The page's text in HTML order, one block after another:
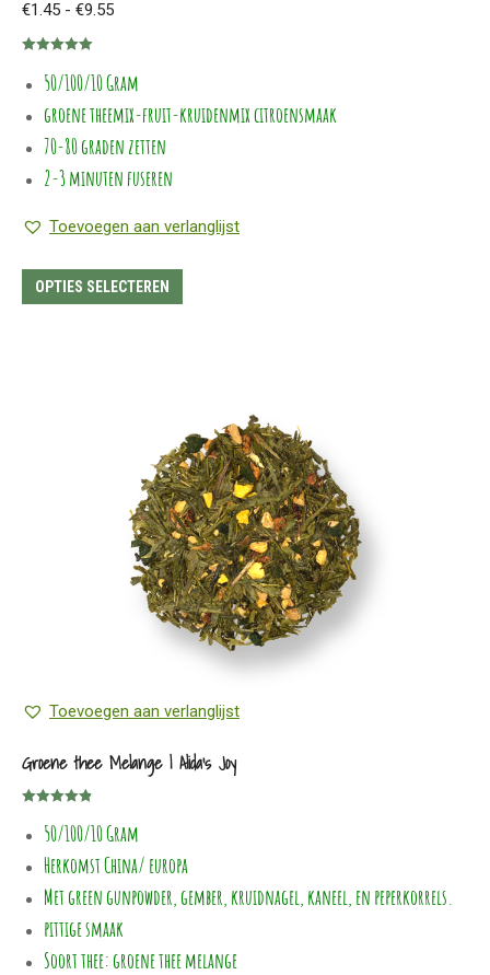
€1.45 - €9.55Prijsklasse:
€9.55
uit 5
50/100/10 Gram
groene theemix-fruit-kruidenmix citroensmaak
70-80 graden zetten
2-3 minuten fuseren
Toevoegen aan verlanglijst
OPTIES SELECTEREN
Deze
optie
kan
gekozen
worden
op
de
productpagina
Toevoegen aan verlanglijst
Groene thee Melange | Alida’s Joy
uit 5
50/100/10 Gram
Herkomst China/ europa
Met green gunpowder, gember, kruidnagel, kaneel, en peperkorrels.
pittige smaak
Soort thee: groene thee melange